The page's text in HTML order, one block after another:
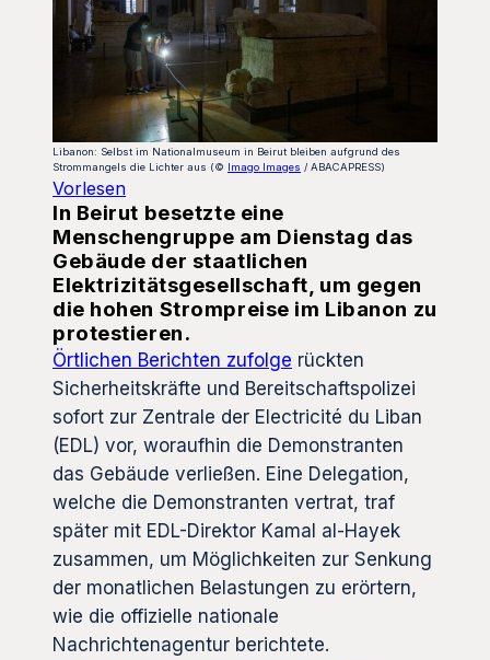
Libanon: Selbst im Nationalmuseum in Beirut bleiben aufgrund des
Strommangels die Lichter aus (© Imago Images / ABACAPRESS)
Vorlesen
In Beirut besetzte eine
Menschengruppe am Dienstag das
Gebäude der staatlichen
Elektrizitätsgesellschaft, um gegen
die hohen Strompreise im Libanon zu
protestieren.
Örtlichen Berichten zufolge rückten
Sicherheitskräfte und Bereitschaftspolizei
sofort zur Zentrale der Electricité du Liban
(EDL) vor, woraufhin die Demonstranten
das Gebäude verließen. Eine Delegation,
welche die Demonstranten vertrat, traf
später mit EDL-Direktor Kamal al-Hayek
zusammen, um Möglichkeiten zur Senkung
der monatlichen Belastungen zu erörtern,
wie die offizielle nationale
Nachrichtenagentur berichtete.